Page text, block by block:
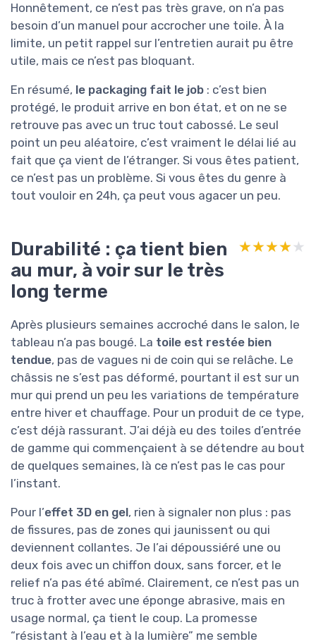
Honnêtement, ce n’est pas très grave, on n’a pas
besoin d’un manuel pour accrocher une toile. À la
limite, un petit rappel sur l’entretien aurait pu être
utile, mais ce n’est pas bloquant.
En résumé, le packaging fait le job : c’est bien
protégé, le produit arrive en bon état, et on ne se
retrouve pas avec un truc tout cabossé. Le seul
point un peu aléatoire, c’est vraiment le délai lié au
fait que ça vient de l’étranger. Si vous êtes patient,
ce n’est pas un problème. Si vous êtes du genre à
tout vouloir en 24h, ça peut vous agacer un peu.
Durabilité : ça tient bien
au mur, à voir sur le très
long terme
★★★★★
★★★★★
Après plusieurs semaines accroché dans le salon, le
tableau n’a pas bougé. La toile est restée bien
tendue, pas de vagues ni de coin qui se relâche. Le
châssis ne s’est pas déformé, pourtant il est sur un
mur qui prend un peu les variations de température
entre hiver et chauffage. Pour un produit de ce type,
c’est déjà rassurant. J’ai déjà eu des toiles d’entrée
de gamme qui commençaient à se détendre au bout
de quelques semaines, là ce n’est pas le cas pour
l’instant.
Pour l’effet 3D en gel, rien à signaler non plus : pas
de fissures, pas de zones qui jaunissent ou qui
deviennent collantes. Je l’ai dépoussiéré une ou
deux fois avec un chiffon doux, sans forcer, et le
relief n’a pas été abîmé. Clairement, ce n’est pas un
truc à frotter avec une éponge abrasive, mais en
usage normal, ça tient le coup. La promesse
“résistant à l’eau et à la lumière” me semble